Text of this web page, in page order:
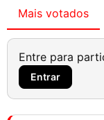
Mais votados
Entre para
Entrar